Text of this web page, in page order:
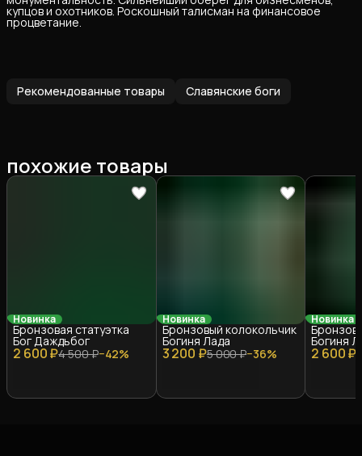
купцов и охотников. Роскошный талисман на финансовое
процветание.
Рекомендованные товары Славянские боги
похожие товары
Новинка
2 600 ₽4 500 ₽−42%
Бронзовая статуэтка
Бог Даждьбог
Новинка
3 200 ₽5 000 ₽−36%
Бронзовый колокольчик
Богиня Лада
Новинка
2 600 ₽
Богиня